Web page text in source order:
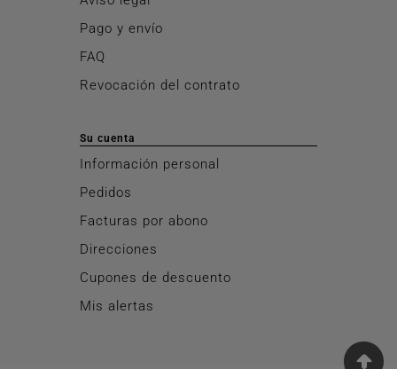
Pago y envío
FAQ
Revocación del contrato
Su cuenta
Información personal
Pedidos
Facturas por abono
Direcciones
Cupones de descuento
Mis alertas